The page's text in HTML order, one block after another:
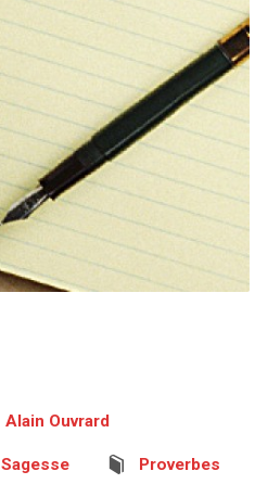
Alain Ouvrard
Sagesse Proverbes